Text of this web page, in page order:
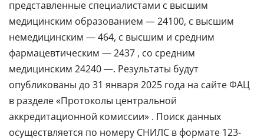
представленные специалистами с высшим
медицинским образованием — 24100, с высшим
немедицинским — 464, с высшим и средним
фармацевтическим — 2437 , со средним
медицинским 24240 —. Результаты будут
опубликованы до 31 января 2025 года на сайте ФАЦ
в разделе «Протоколы центральной
аккредитационной комиссии» . Поиск данных
осуществляется по номеру СНИЛС в формате 123-